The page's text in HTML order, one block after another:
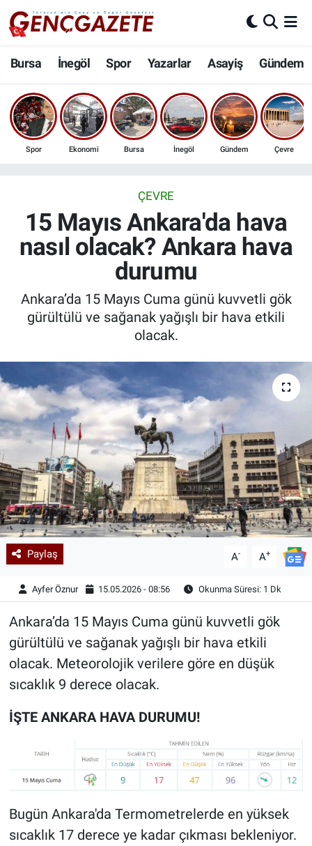
Bursa İnegöl Spor Yazarlar Asayiş Gündem
Spor Ekonomi Bursa İnegöl Gündem Çevre
ÇEVRE
15 Mayıs Ankara'da hava
nasıl olacak? Ankara hava
durumu
Ankara’da 15 Mayıs Cuma günü kuvvetli gök
gürültülü ve sağanak yağışlı bir hava etkili
olacak.
Paylaş A- A+
Ayfer Öznur 15.05.2026 - 08:56 Okunma Süresi: 1 Dk
Ankara’da 15 Mayıs Cuma günü kuvvetli gök
gürültülü ve sağanak yağışlı bir hava etkili
olacak. Meteorolojik verilere göre en düşük
sıcaklık 9 derece olacak.
İŞTE ANKARA HAVA DURUMU!
Bugün Ankara'da Termometrelerde en yüksek
sıcaklık 17 derece ye kadar çıkması bekleniyor.
Bursa
İnegöl
3.SAYFA
Ekonomi
İnanç
Kültür & Sanat
Sağlık
Siyaset
Teknoloji
Yazarlar
Astroloji-Rüya
Nöbetçi Eczaneler
Hava Durumu
Trafik Durumu
Son Dakika Haberleri